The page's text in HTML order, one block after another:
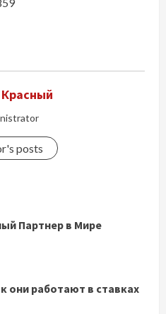
posts
Партнер в Мире
они работают в ставках